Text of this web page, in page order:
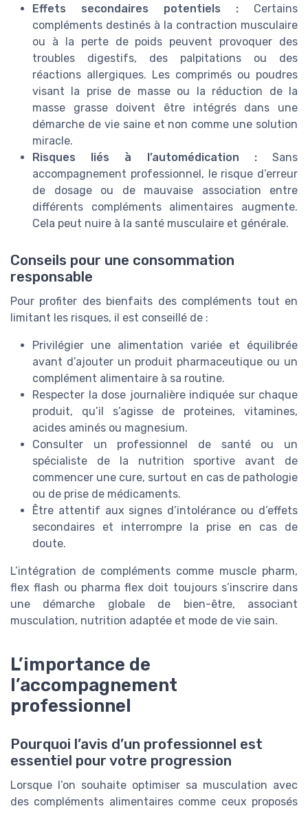
Effets secondaires potentiels : Certains
compléments destinés à la contraction musculaire
ou à la perte de poids peuvent provoquer des
troubles digestifs, des palpitations ou des
réactions allergiques. Les comprimés ou poudres
visant la prise de masse ou la réduction de la
masse grasse doivent être intégrés dans une
démarche de vie saine et non comme une solution
miracle.
Risques liés à l’automédication :Sans
accompagnement professionnel, le risque d’erreur
de dosage ou de mauvaise association entre
différents compléments alimentaires augmente.
Cela peut nuire à la santé musculaire et générale.
Conseils pour une consommation
responsable
Pour profiter des bienfaits des compléments tout en
limitant les risques, il est conseillé de :
Privilégier une alimentation variée et équilibrée
avant d’ajouter un produit pharmaceutique ou un
complément alimentaire à sa routine.
Respecter la dose journalière indiquée sur chaque
produit, qu’il s’agisse de proteines, vitamines,
acides aminés ou magnesium.
Consulter un professionnel de santé ou un
spécialiste de la nutrition sportive avant de
commencer une cure, surtout en cas de pathologie
ou de prise de médicaments.
Être attentif aux signes d’intolérance ou d’effets
secondaires et interrompre la prise en cas de
doute.
L’intégration de compléments comme muscle pharm,
flex flash ou pharma flex doit toujours s’inscrire dans
une démarche globale de bien-être, associant
musculation, nutrition adaptée et mode de vie sain.
L’importance de
l’accompagnement
professionnel
Pourquoi l’avis d’un professionnel est
essentiel pour votre progression
Lorsque l’on souhaite optimiser sa musculation avec
des compléments alimentaires comme ceux proposés